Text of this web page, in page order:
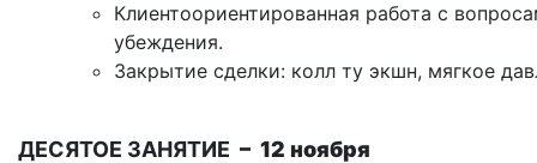
Клиентоориентированная работа с
убеждения.
Закрытие сделки: колл ту экшн, мягкое
ДЕСЯТОЕ ЗАНЯТИЕ – 12 ноября